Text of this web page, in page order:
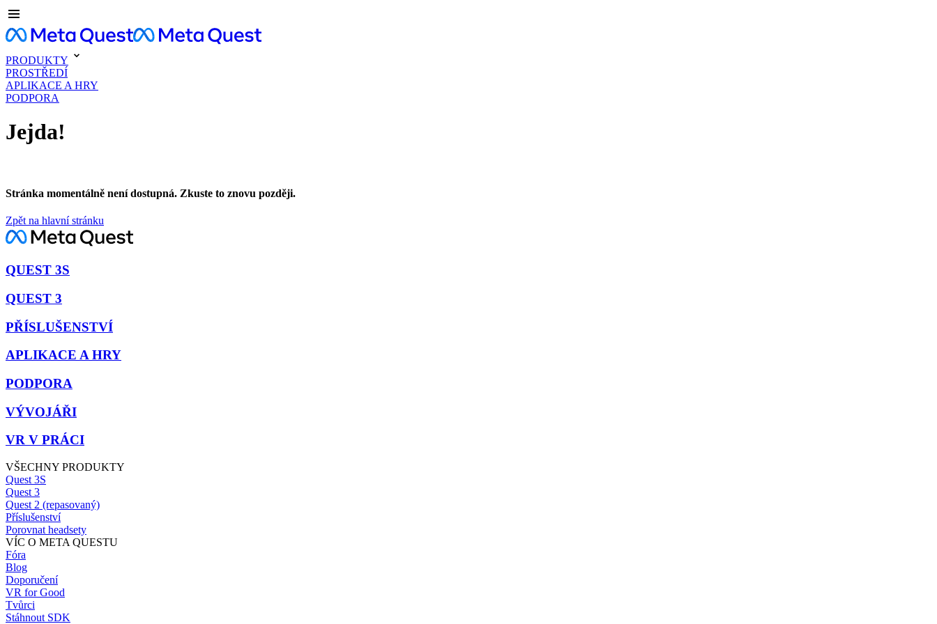
PRODUKTY
PROSTŘEDÍ
APLIKACE A HRY
PODPORA
Jejda!
Stránka momentálně není dostupná. Zkuste to znovu později.
Zpět na hlavní stránku
QUEST 3S
QUEST 3
PŘÍSLUŠENSTVÍ
APLIKACE A HRY
PODPORA
VÝVOJÁŘI
VR V PRÁCI
VŠECHNY PRODUKTY
Quest 3S
Quest 3
Quest 2 (repasovaný)
Příslušenství
Porovnat headsety
VÍC O META QUESTU
Fóra
Blog
Doporučení
VR for Good
Tvůrci
Stáhnout SDK